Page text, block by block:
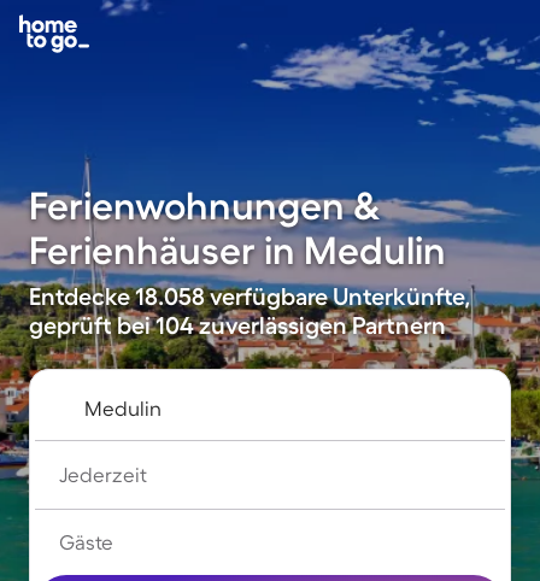
Ferienwohnungen &
Ferienhäuser in Medulin
Entdecke 18.058 verfügbare Unterkünfte,
geprüft bei 104 zuverlässigen Partnern
Jederzeit
Gäste